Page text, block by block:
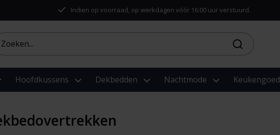
Indien op voorraad, op werkdagen vóór 16:00 uur verstuurd.
Hoofdkussens Dekbedden Nachtmode Keukengoed